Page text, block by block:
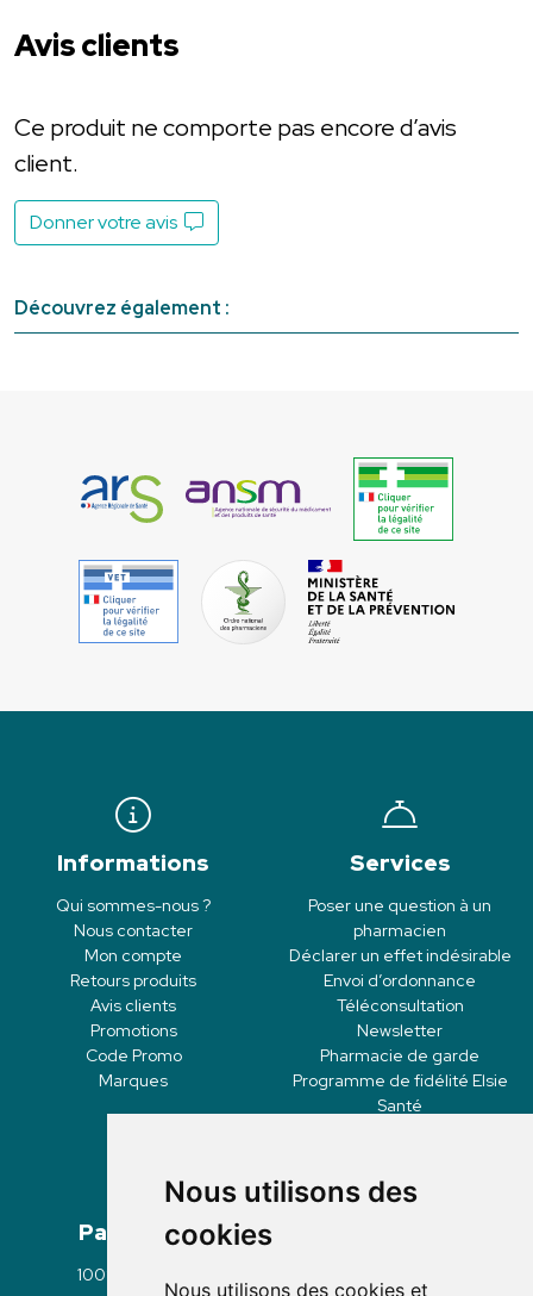
Nous utilisons des
cookies
Nous utilisons des cookies et
Avis clients
Ce produit ne comporte pas encore d’avis
client.
Donner votre avis
Découvrez également :
Informations
Qui sommes-nous ?
Nous contacter
Mon compte
Retours produits
Avis clients
Promotions
Code Promo
Marques
Services
Poser une question à un
pharmacien
Déclarer un effet indésirable
Envoi d’ordonnance
Téléconsultation
Newsletter
Pharmacie de garde
Programme de fidélité Elsie
Santé
Paiement
100% sécurisé